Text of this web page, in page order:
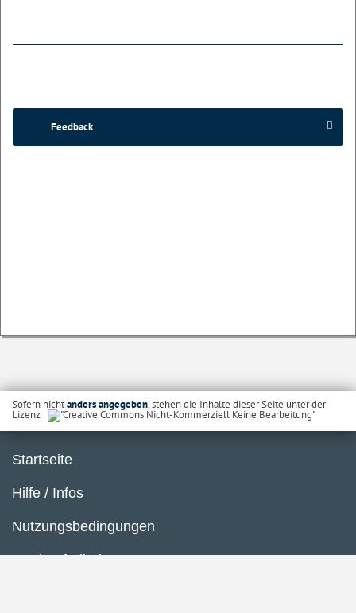
Feedback
Sofern nichtanders angegeben, stehen die Inhalte dieser Seite unter der
Lizenz
Startseite
Hilfe / Infos
Nutzungsbedingungen
Barrierefreiheit